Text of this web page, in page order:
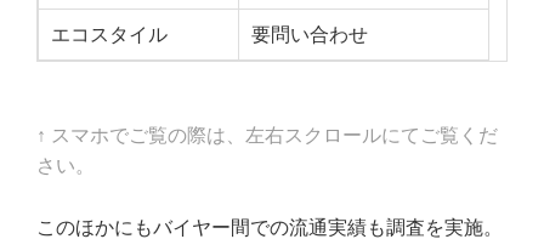
エコスタイル 要問い合わせ
↑ スマホでご覧の際は、左右スクロールにてご覧くだ
さい。
このほかにもバイヤー間での流通実績も調査を実施。